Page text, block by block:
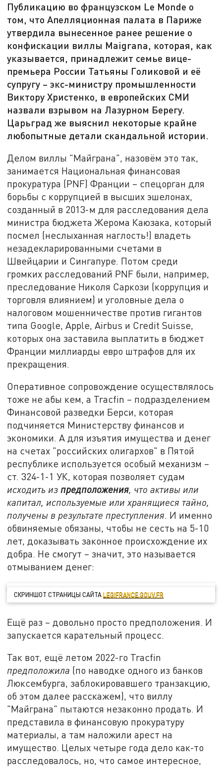
Публикацию во французском Lе Monde о
том, что Апелляционная палата в Париже
утвердила вынесенное ранее решение о
конфискации виллы Maigrana, которая, как
указывается, принадлежит семье вице-
премьера России Татьяны Голиковой и её
супругу – экс-министру промышленности
Виктору Христенко, в европейских СМИ
назвали взрывом на Лазурном Берегу.
Царьград же выяснил некоторые крайне
любопытные детали скандальной истории.
Делом виллы "Майграна", назовём это так,
занимается Национальная финансовая
прокуратура (PNF) Франции – спецорган для
борьбы с коррупцией в высших эшелонах,
созданный в 2013-м для расследования дела
министра бюджета Жерома Каюзака, который
посмел (неслыханная наглость!) владеть
незадекларированными счетами в
Швейцарии и Сингапуре. Потом среди
громких расследований PNF были, например,
преследование Николя Саркози (коррупция и
торговля влиянием) и уголовные дела о
налоговом мошенничестве против гигантов
типа Google, Apple, Airbus и Credit Suisse,
которых она заставила выплатить в бюджет
Франции миллиарды евро штрафов для их
прекращения.
Оперативное сопровождение осуществлялось
тоже не абы кем, а Tracfin – подразделением
Финансовой разведки Берси, которая
подчиняется Министерству финансов и
экономики. А для изъятия имущества и денег
на счетах "российских олигархов" в Пятой
республике используется особый механизм –
ст. 324-1-1 УК, которая позволяет судам
исходить из предположения, что активы или
капитал, используемые или хранящиеся тайно,
получены в результате преступления. И именно
обвиняемые обязаны, чтобы не сесть на 5-10
лет, доказывать законное происхождение их
добра. Не смогут – значит, это называется
отмыванием денег:
СКРИНШОТ СТРАНИЦЫ САЙТАLEGIFRANCE.GOUV.FR
Ещё раз – довольно просто предположения. И
запускается карательный процесс.
Так вот, ещё летом 2022-го Tracfin
предположила (по наводке одного из банков
Люксембурга, заблокировавшего транзакцию,
об этом далее расскажем), что виллу
"Майграна" пытаются незаконно продать. И
представила в финансовую прокуратуру
материалы, а там наложили арест на
имущество. Целых четыре года дело как-то
расследовалось, но, что самое интересное,